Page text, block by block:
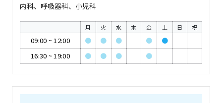
内科、呼吸器科、小児科
月 火 水 木 金 土 日 祝
09:00 ~12:00 ● ● ● ●
●
16:30 ~19:00 ● ● ● ●